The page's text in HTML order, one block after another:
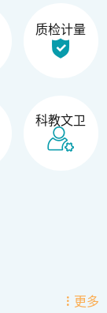
质检计量
科教文卫
更多